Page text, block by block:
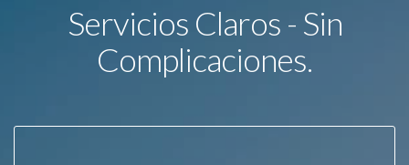
Servicios Claros - Sin
Complicaciones.